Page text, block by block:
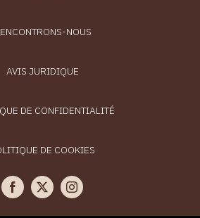
NOUS
AVIS JURIDIQUE
DE CONFIDENTIALITÉ
DE COOKIES